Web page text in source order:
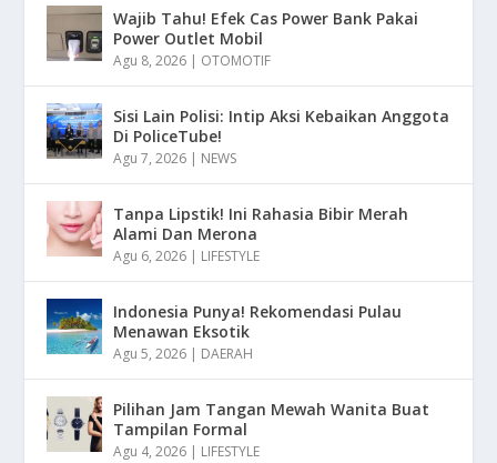
Wajib Tahu! Efek Cas Power Bank Pakai
Power Outlet Mobil
Agu 8, 2026 | OTOMOTIF
Sisi Lain Polisi: Intip Aksi Kebaikan Anggota
Di PoliceTube!
Agu 7, 2026 | NEWS
Tanpa Lipstik! Ini Rahasia Bibir Merah
Alami Dan Merona
Agu 6, 2026 | LIFESTYLE
Indonesia Punya! Rekomendasi Pulau
Menawan Eksotik
Agu 5, 2026 | DAERAH
Pilihan Jam Tangan Mewah Wanita Buat
Tampilan Formal
Agu 4, 2026 | LIFESTYLE